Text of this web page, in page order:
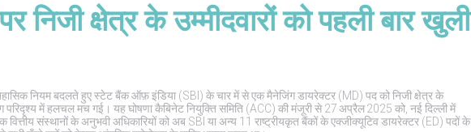
निजी क्षेत्र के उम्मीदवारों को पहली बार खुली
नियम बदलते हुएस्टेट बैंक ऑफ़ इंडिया (SBI) के चार में से एक मैनेजिंग डायरेक्टर (MD) पद को निजी क्षेत्र के
परिदृश्य में हलचल मच गई। यह घोषणाकैबिनेट नियुक्ति समिति (ACC) की मंजूरी से 27 अप्रैल 2025 को, नई दिल्ली में
संस्थानों के अनुभवी अधिकारियों को अब SBI या अन्य 11 राष्ट्रीयकृत बैंकों के एक्जीक्यूटिव डायरेक्टर (ED) पदों के